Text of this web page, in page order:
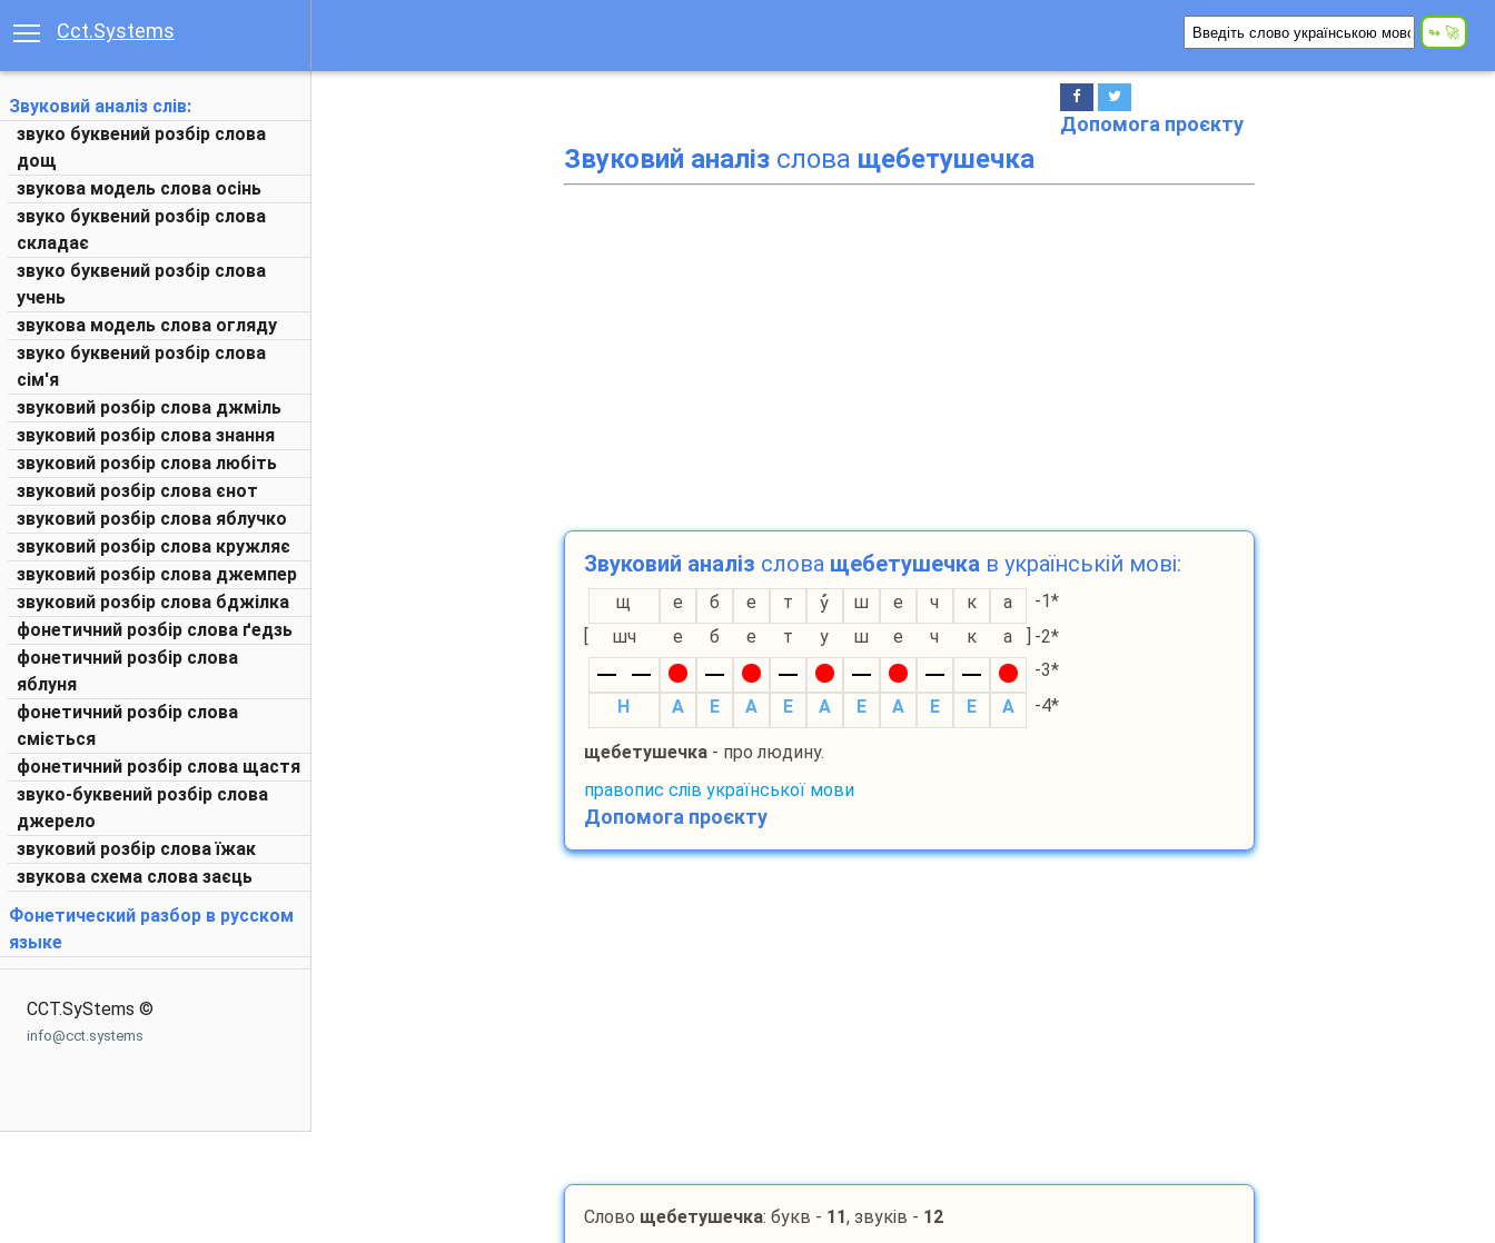
Cct.Systems
Звуковий аналіз слів:
звуко буквений розбір слова
дощ
звукова модель слова осінь
звуко буквений розбір слова
складає
звуко буквений розбір слова
учень
звукова модель слова огляду
звуко буквений розбір слова
сім'я
звуковий розбір слова джміль
звуковий розбір слова знання
звуковий розбір слова любіть
звуковий розбір слова єнот
звуковий розбір слова яблучко
звуковий розбір слова кружляє
звуковий розбір слова джемпер
звуковий розбір слова бджілка
фонетичний розбір слова ґедзь
фонетичний розбір слова
яблуня
фонетичний розбір слова
сміється
фонетичний розбір слова щастя
звуко-буквений розбір слова
джерело
звуковий розбір слова їжак
звукова схема слова заєць
Фонетический разбор в русском
языке
CCT.SyStems ©
info@cct.systems
Допомога проєкту
Звуковий аналізслова щебетушечка
Звуковий аналіз слова щебетушечкав українській мові:
щ е б е т у ш е ч к а
-1*
[
шч е б е т у ш е ч к а ] -2*
-3*
H
A E A E A E A E E A -4*
щебетушечка- про людину.
правопис слів української мови
Допомога проєкту
Слово щебетушечка: букв - 11, звуків - 12